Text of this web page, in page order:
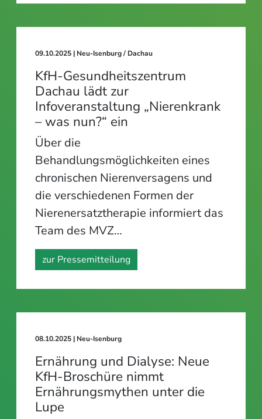
09.10.2025 | Neu-Isenburg / Dachau
KfH-Gesundheitszentrum
Dachau lädt zur
Infoveranstaltung „Nierenkrank
– was nun?“ ein
Über die
Behandlungsmöglichkeiten eines
chronischen Nierenversagens und
die verschiedenen Formen der
Nierenersatztherapie informiert das
Team des MVZ…
zur Pressemitteilung
08.10.2025 | Neu-Isenburg
Ernährung und Dialyse: Neue
KfH-Broschüre nimmt
Ernährungsmythen unter die
Lupe